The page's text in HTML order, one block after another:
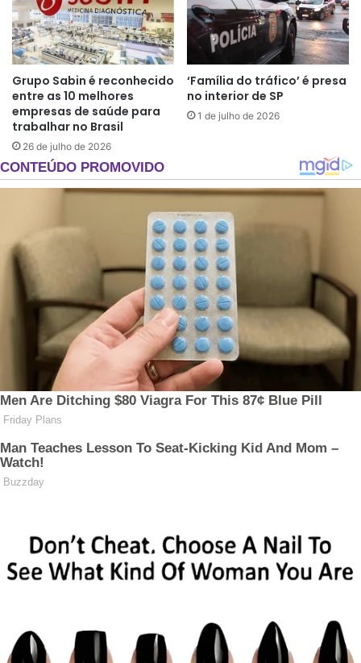
Grupo Sabin é reconhecido
entre as 10 melhores
empresas de saúde para
trabalhar no Brasil
26 de julho de 2026
‘Família do tráfico’ é presa
no interior de SP
1 de julho de 2026